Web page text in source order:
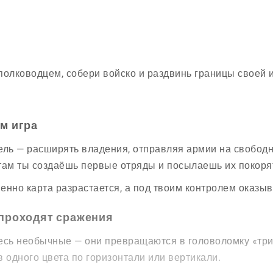
собери войско и раздвинь границы своей
игра
— расширять владения, отправляя армии на
ты создаёшь первые отряды и посылаешь их
карта разрастается, а под твоим контролем
сражения
необычные — они превращаются в головоломку
одного цвета по горизонтали или вертикали.